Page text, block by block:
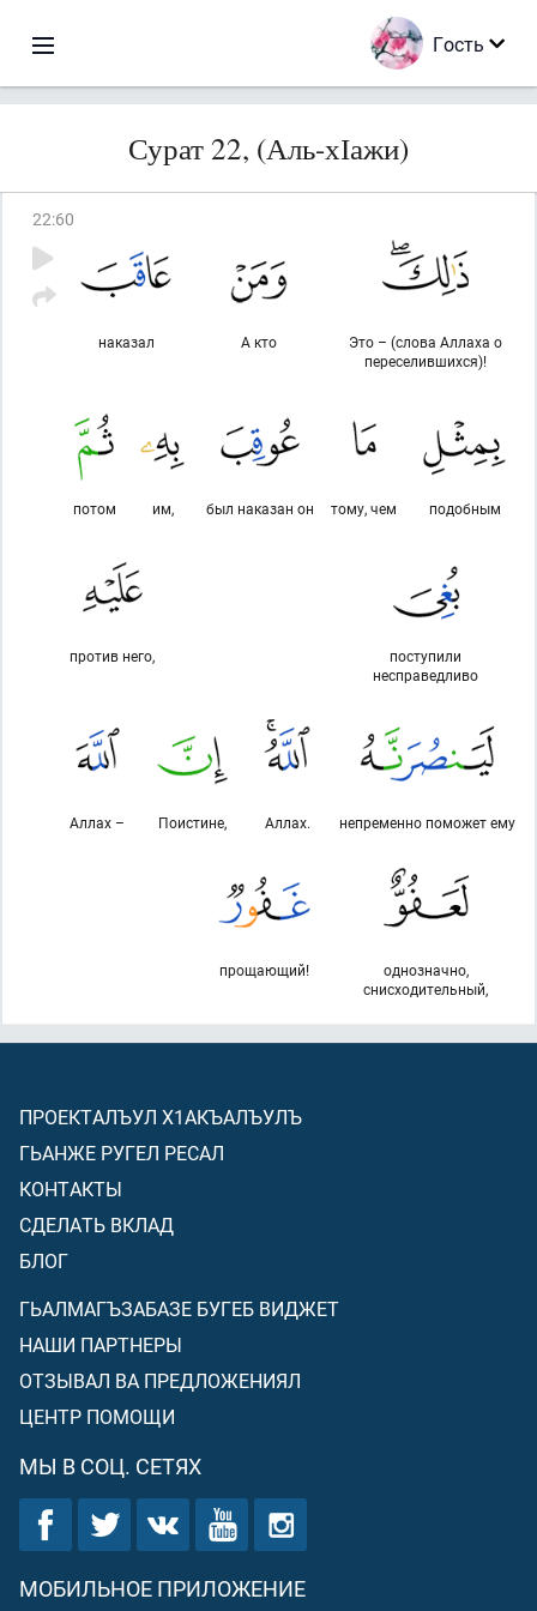
Гость
Сурат 22, (Аль-хІажи)
22:60
Это – (слова Аллаха о
переселившихся)!
А кто
наказал
подобным
тому, чем
был наказан он
им,
потом
поступили
несправедливо
против него,
непременно поможет ему
Аллах.
Поистине,
Аллах –
однозначно,
снисходительный,
прощающий!
ПРОЕКТАЛЪУЛ Х1АКЪАЛЪУЛЪ
ГЬАНЖЕ РУГЕЛ РЕСАЛ
КОНТАКТЫ
СДЕЛАТЬ ВКЛАД
БЛОГ
ГЬАЛМАГЪЗАБАЗЕ БУГЕБ ВИДЖЕТ
НАШИ ПАРТНЕРЫ
ОТЗЫВАЛ ВА ПРЕДЛОЖЕНИЯЛ
ЦЕНТР ПОМОЩИ
МЫ В СОЦ. СЕТЯХ
МОБИЛЬНОЕ ПРИЛОЖЕНИЕ